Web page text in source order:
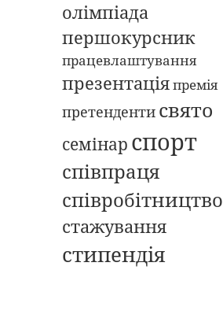
олімпіада
першокурсник
працевлаштування
презентаціяпремія
претенденти свято
семінар спорт
співпраця
співробітництво
стажування
стипендія